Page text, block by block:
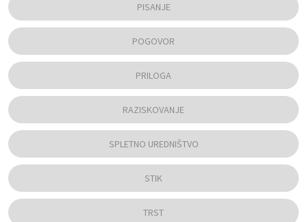
PISANJE
POGOVOR
PRILOGA
RAZISKOVANJE
SPLETNO UREDNIŠTVO
STIK
TRST